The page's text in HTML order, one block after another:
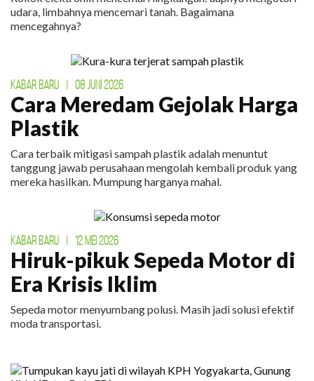
udara, limbahnya mencemari tanah. Bagaimana
mencegahnya?
KABAR BARU 08 JUNI 2026
Cara Meredam Gejolak Harga
Plastik
Cara terbaik mitigasi sampah plastik adalah menuntut
tanggung jawab perusahaan mengolah kembali produk yang
mereka hasilkan. Mumpung harganya mahal.
KABAR BARU 12 MEI 2026
Hiruk-pikuk Sepeda Motor di
Era Krisis Iklim
Sepeda motor menyumbang polusi. Masih jadi solusi efektif
moda transportasi.